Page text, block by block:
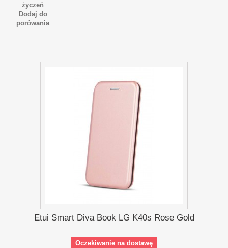
życzeń
Dodaj do
porówania
Etui Smart Diva Book LG K40s Rose Gold
Oczekiwanie na dostawę